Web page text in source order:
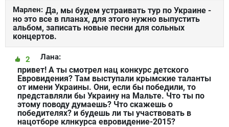
Марлен: Да, мы будем устраивать тур по Украине -
но это все в планах, для этого нужно выпустить
альбом, записать новые песни для сольных
концертов.
Лана:
2
привет! А ты смотрел нац конкурс детского
Евровидения? Там выступали крымские таланты
от имени Украины. Они, если бы победили, то
представляли бы Украину на Мальте. Что ты по
этому поводу думаешь? Что скажешь о
победителях? и будешь ли ты участвовать в
нацотборе клнкурса евровидение-2015?